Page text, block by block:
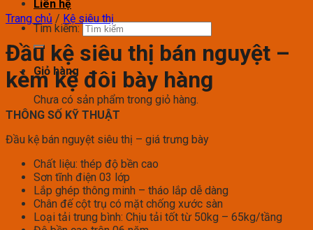
Liên hệ
Tìm kiếm:
Giỏ hàng
Chưa có sản phẩm trong giỏ hàng.
Trang chủ / Kệ siêu thị
Đầu kệ siêu thị bán nguyệt –
kèm kệ đôi bày hàng
THÔNG SỐ KỸ THUẬT
Đầu kệ bán nguyệt siêu thị – giá trưng bày
Chất liệu: thép độ bền cao
Sơn tĩnh điện 03 lớp
Lắp ghép thông minh – tháo lắp dễ dàng
Chân đế cột trụ có mặt chống xước sàn
Loại tải trung bình: Chịu tải tốt từ 50kg – 65kg/tầng